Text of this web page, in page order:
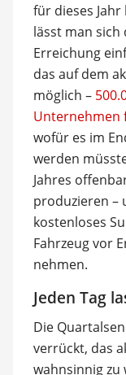
für dieses
lässt man
Erreichung
das auf dem
möglich –
Unternehmen
wofür es im
werden
Jahres
produzieren –
kostenloses
Fahrzeug vor
nehmen.
Jeden Tag
Die
verrückt, das
wahnsinnig zu